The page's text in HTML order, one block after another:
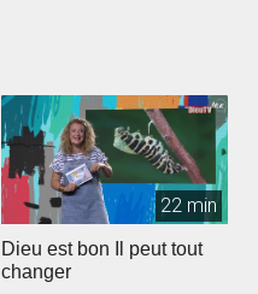
22 min
Dieu est bon Il peut tout
changer